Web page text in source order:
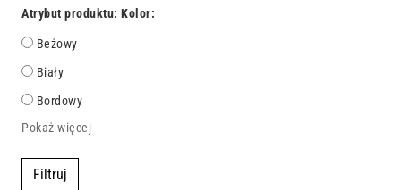
Atrybut produktu: Kolor:
Beżowy
Biały
Bordowy
Pokaż więcej
Filtruj